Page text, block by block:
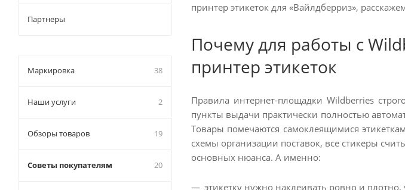
принтер этикеток для «Вайлдберриз»,
Почему для работы с
принтер этикеток
Правила интернет-площадки Wildberries
пункты выдачи практически полностью
Товары помечаются самоклеящимися
схемы организации поставок, все стикеры
основных нюанса. А именно:
этикетку нужно наклеивать ровно и
Партнеры
Маркировка 38
Наши услуги 2
Обзоры товаров 19
Советы покупателям 20